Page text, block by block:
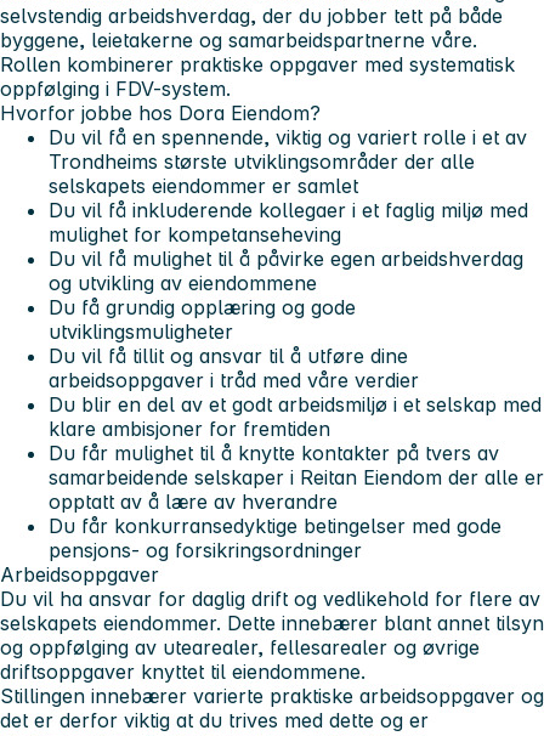
selvstendig arbeidshverdag, der du jobber tett på både
byggene, leietakerne og samarbeidspartnerne våre.
Rollen kombinerer praktiske oppgaver med systematisk
oppfølging i FDV-system.
Hvorfor jobbe hos Dora Eiendom?
Du vil få en spennende, viktig og variert rolle i et av
Trondheims største utviklingsområder der alle
selskapets eiendommer er samlet
Du vil få inkluderende kollegaer i et faglig miljø med
mulighet for kompetanseheving
Du vil få mulighet til å påvirke egen arbeidshverdag
og utvikling av eiendommene
Du få grundig opplæring og gode
utviklingsmuligheter
Du vil få tillit og ansvar til å utføre dine
arbeidsoppgaver i tråd med våre verdier
Du blir en del av et godt arbeidsmiljø i et selskap med
klare ambisjoner for fremtiden
Du får mulighet til å knytte kontakter på tvers av
samarbeidende selskaper i Reitan Eiendom der alle er
opptatt av å lære av hverandre
Du får konkurransedyktige betingelser med gode
pensjons- og forsikringsordninger
Arbeidsoppgaver
Du vil ha ansvar for daglig drift og vedlikehold for flere av
selskapets eiendommer. Dette innebærer blant annet tilsyn
og oppfølging av utearealer, fellesarealer og øvrige
driftsoppgaver knyttet til eiendommene.
Stillingen innebærer varierte praktiske arbeidsoppgaver og
det er derfor viktig at du trives med dette og er